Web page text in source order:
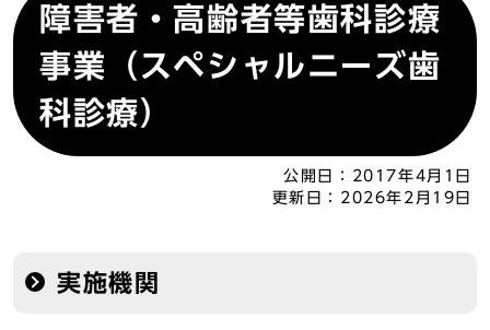
障害者・高齢者等歯科診療
事業（スペシャルニーズ歯
科診療）
公開日：
2017年4月1日
更新日： 2026年2月19日
実施機関